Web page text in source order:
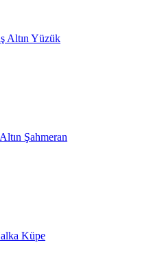
Altın Yüzük
Şahmeran
Küpe